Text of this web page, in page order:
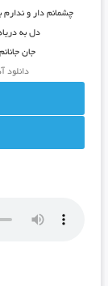
چشمانم دار و ندارم
دل به
جان
دانلود